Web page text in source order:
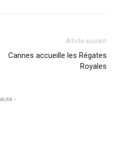
Article suivant
Cannes accueille les Régates
Royales
-